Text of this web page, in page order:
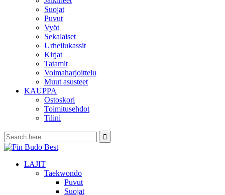
Suojat
Puvut
Vyöt
Sekalaiset
Urheilukassit
Kirjat
Tatamit
Voimaharjoittelu
Muut asusteet
KAUPPA
Ostoskori
Toimitusehdot
Tilini
LAJIT
Taekwondo
Puvut
Suojat